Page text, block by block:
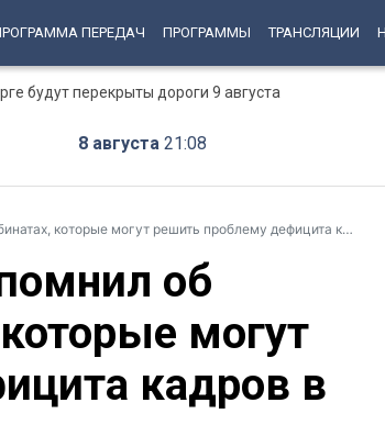
ПЕРЕДАЧ ПРОГРАММЫ ТРАНСЛЯЦИИ
будут перекрыты дороги 9 августа
8 августа 21:08
могут решить проблему дефицита кадров в стране
об
могут
кадров в